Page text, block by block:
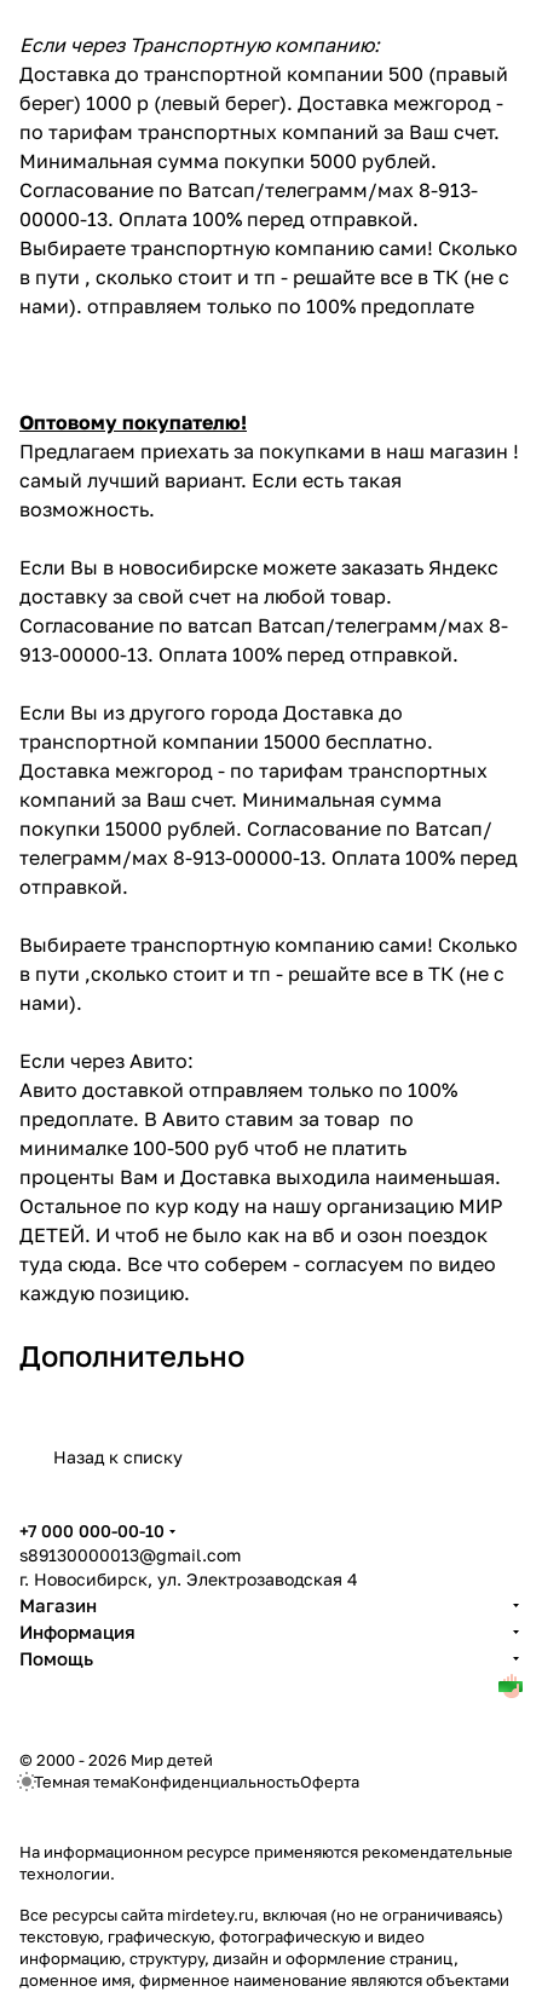
Если через Транспортную компанию:
Доставка до транспортной компании 500 (правый
берег) 1000 р (левый берег). Доставка межгород -
по тарифам транспортных компаний за Ваш счет.
Минимальная сумма покупки 5000 рублей.
Согласование по Ватсап/телеграмм/мах 8-913-
00000-13. Оплата 100% перед отправкой.
Выбираете транспортную компанию сами! Сколько
в пути , сколько стоит и тп - решайте все в ТК (не с
нами). отправляем только по 100% предоплате
Оптовому покупателю!
Предлагаем приехать за покупками в наш магазин !
самый лучший вариант. Если есть такая
возможность.
Если Вы в новосибирске можете заказать Яндекс
доставку за свой счет на любой товар.
Согласование по ватсап Ватсап/телеграмм/мах 8-
913-00000-13. Оплата 100% перед отправкой.
Если Вы из другого города Доставка до
транспортной компании 15000 бесплатно.
Доставка межгород - по тарифам транспортных
компаний за Ваш счет. Минимальная сумма
покупки 15000 рублей. Согласование по Ватсап/
телеграмм/мах 8-913-00000-13. Оплата 100% перед
отправкой.
Выбираете транспортную компанию сами! Сколько
в пути ,сколько стоит и тп - решайте все в ТК (не с
нами).
Если через Авито:
Авито доставкой отправляем только по 100%
предоплате. В Авито ставим за товар по
минималке 100-500 руб чтоб не платить
проценты Вам и Доставка выходила наименьшая.
Остальное по кур коду на нашу организацию МИР
ДЕТЕЙ. И чтоб не было как на вб и озон поездок
туда сюда. Все что соберем - согласуем по видео
каждую позицию.
Дополнительно
Назад к списку
+7 000 000-00-10
s89130000013@gmail.com
г. Новосибирск, ул. Электрозаводская 4
Магазин
Информация
Помощь
© 2000 - 2026 Мир детей
Темная темаКонфиденциальностьОферта
На информационном ресурсе применяются рекомендательные
технологии.
Все ресурсы сайта mirdetey.ru, включая (но не ограничиваясь)
текстовую, графическую, фотографическую и видео
информацию, структуру, дизайн и оформление страниц,
доменное имя, фирменное наименование являются объектами